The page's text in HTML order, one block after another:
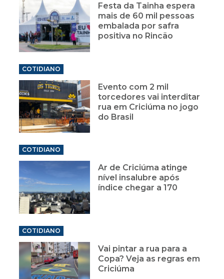
Festa da Tainha espera
mais de 60 mil pessoas
embalada por safra
positiva no Rincão
COTIDIANO
Evento com 2 mil
torcedores vai interditar
rua em Criciúma no jogo
do Brasil
COTIDIANO
Ar de Criciúma atinge
nível insalubre após
índice chegar a 170
COTIDIANO
Vai pintar a rua para a
Copa? Veja as regras em
Criciúma